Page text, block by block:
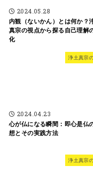
2024.05.28
内観（ないかん）とは何か？
真宗の視点から探る自己理解
化
浄土真宗
2024.04.23
心が仏になる瞬間：即心是仏
想とその実践方法
浄土真宗